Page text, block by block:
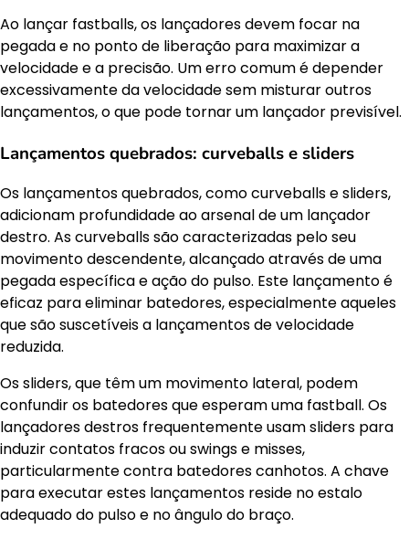
Ao lançar fastballs, os lançadores devem focar na
pegada e no ponto de liberação para maximizar a
velocidade e a precisão. Um erro comum é depender
excessivamente da velocidade sem misturar outros
lançamentos, o que pode tornar um lançador previsível.
Lançamentos quebrados: curveballs e sliders
Os lançamentos quebrados, como curveballs e sliders,
adicionam profundidade ao arsenal de um lançador
destro. As curveballs são caracterizadas pelo seu
movimento descendente, alcançado através de uma
pegada específica e ação do pulso. Este lançamento é
eficaz para eliminar batedores, especialmente aqueles
que são suscetíveis a lançamentos de velocidade
reduzida.
Os sliders, que têm um movimento lateral, podem
confundir os batedores que esperam uma fastball. Os
lançadores destros frequentemente usam sliders para
induzir contatos fracos ou swings e misses,
particularmente contra batedores canhotos. A chave
para executar estes lançamentos reside no estalo
adequado do pulso e no ângulo do braço.